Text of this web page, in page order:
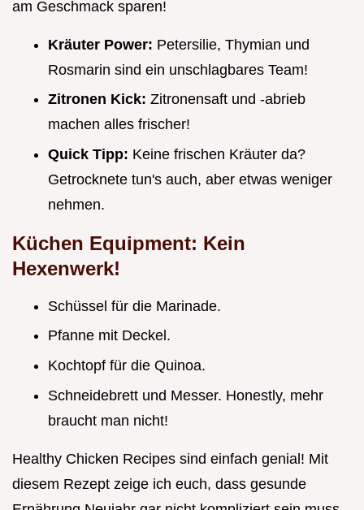
am Geschmack sparen!
Kräuter Power: Petersilie, Thymian und
Rosmarin sind ein unschlagbares Team!
Zitronen Kick: Zitronensaft und -abrieb
machen alles frischer!
Quick Tipp: Keine frischen Kräuter da?
Getrocknete tun's auch, aber etwas weniger
nehmen.
Küchen Equipment: Kein
Hexenwerk!
Schüssel für die Marinade.
Pfanne mit Deckel.
Kochtopf für die Quinoa.
Schneidebrett und Messer. Honestly, mehr
braucht man nicht!
Healthy Chicken Recipes sind einfach genial! Mit
diesem Rezept zeige ich euch, dass gesunde